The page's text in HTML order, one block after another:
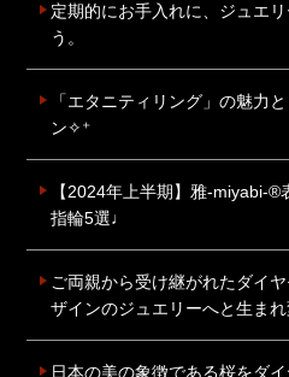
定期的にお手入れに、ジュエ
う。
「エタニティリング」の魅力
ン✧⁺
【2024年上半期】雅-miyabi-
指輪5選♩
ご両親から受け継がれたダイ
ザインのジュエリーへと生ま
日本の美の象徴である桜をダ